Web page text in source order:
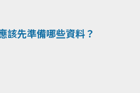
該先準備哪些資料？